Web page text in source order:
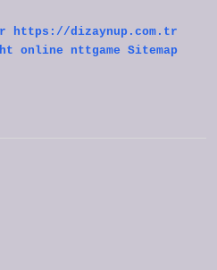
https://dizaynup.com.tr
online nttgame Sitemap